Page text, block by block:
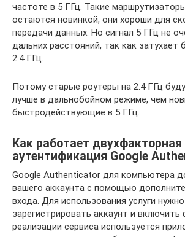
частоте в 5 ГГц. Такие
остаются новинкой, они хороши для
передачи данных. Но сигнал 5 ГГц не
дальних расстояний, так как затухает
2.4 ГГц.
Потому старые роутеры на 2.4 ГГц
лучше в дальнобойном режиме, чем
быстродействующие в 5 ГГц.
Как работает двухфакторная
аутентификация Google
Google Authenticator для компьютера
вашего аккаунта с помощью
входа. Для использования услуги нужно
зарегистрировать аккаунт и
реализации сервиса используется